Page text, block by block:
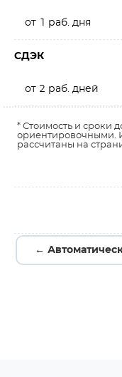
от 1 раб. дня
СДЭК
от 2 раб. дней
* Стоимость и сроки
ориентировочными.
рассчитаны на